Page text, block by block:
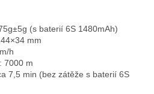
(s baterií 6S 1480mAh)
mm
h
7000 m
7,5 min (bez zátěže s baterií 6S